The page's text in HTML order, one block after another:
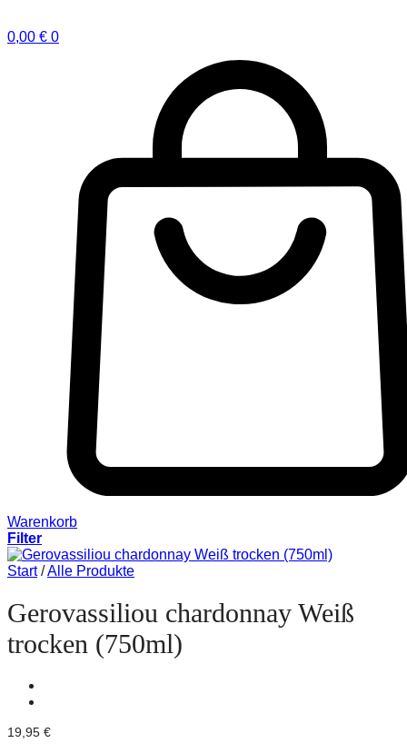
0,00 € 0
Warenkorb
Filter
Start /Alle Produkte
Gerovassiliou chardonnay Weiß
trocken (750ml)
19,95 €